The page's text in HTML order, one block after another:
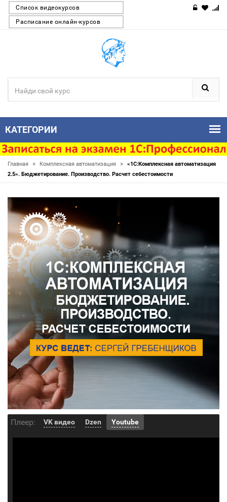
Список видеокурсов
Расписание онлайн-курсов
КАТЕГОРИИ
Главная » Комплексная автоматизация »
«1С:Комплексная автоматизация
2.5». Бюджетирование. Производство. Расчет себестоимости
Плеер: VK видео Dzen Youtube